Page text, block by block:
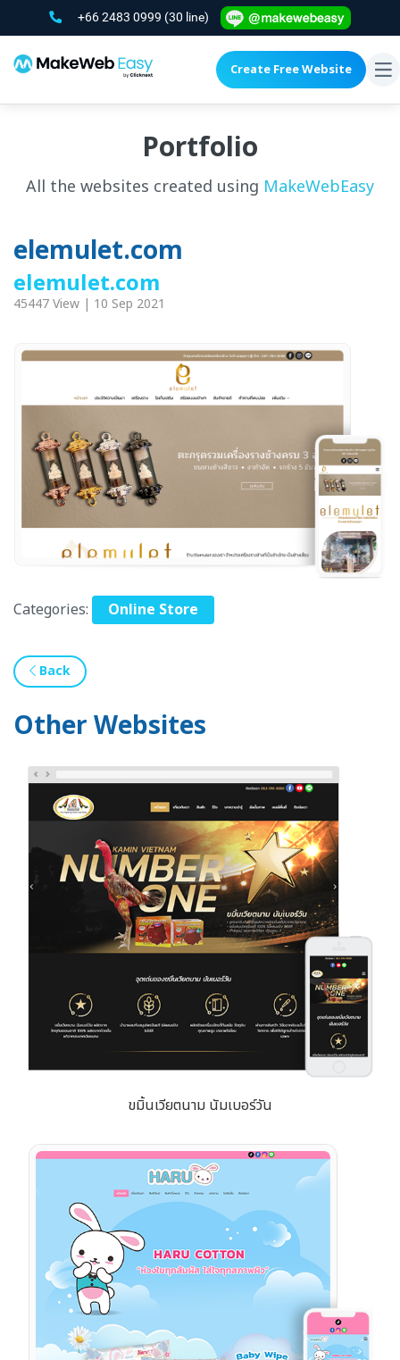
+66 2483 0999 (30 line)
Create Free Website
Portfolio
All the websites created using MakeWebEasy
elemulet.com
elemulet.com
45447 View | 10 Sep 2021
Categories: Online Store
Back
Other Websites
ขมิ้นเวียตนาม นัมเบอร์วัน